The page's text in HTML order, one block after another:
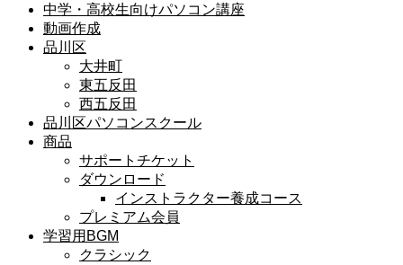
中学・高校生向けパソコン講座
動画作成
品川区
大井町
東五反田
西五反田
品川区パソコンスクール
商品
サポートチケット
ダウンロード
インストラクター養成コース
プレミアム会員
学習用BGM
クラシック